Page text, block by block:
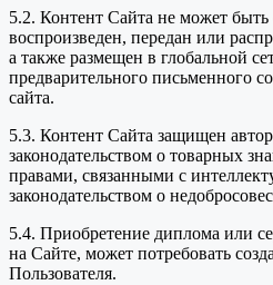
5.2. Контент Сайта не может
воспроизведен, передан или
а также размещен в глобальной
предварительного письменного
сайта.
5.3. Контент Сайта защищен
законодательством о товарных
правами, связанными с
законодательством о
5.4. Приобретение диплома или
на Сайте, может потребовать
Пользователя.